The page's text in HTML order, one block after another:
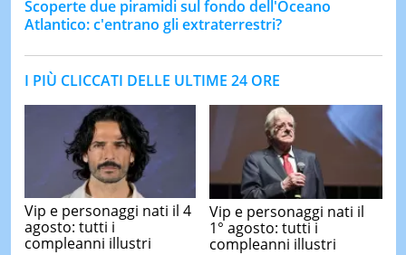
Scoperte due piramidi sul fondo dell'Oceano
Atlantico: c'entrano gli extraterrestri?
I PIÙ CLICCATI DELLE ULTIME 24 ORE
Vip e personaggi nati il 4
agosto: tutti i
compleanni illustri
Vip e personaggi nati il
1° agosto: tutti i
compleanni illustri